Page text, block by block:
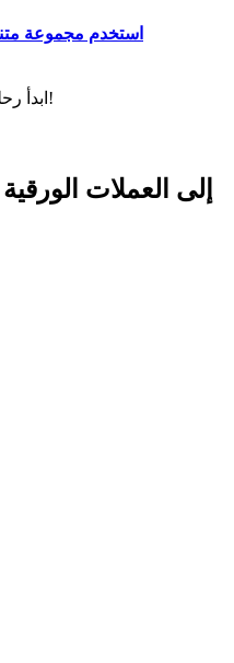
استخدم مجموعة
ابدأ رحلتك في عالم العملات المشفرة الآن!
تحويلات شائعة من rvn إلى العملات الورقية